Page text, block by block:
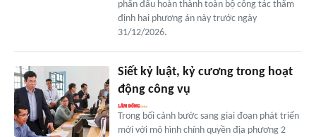
phấn đấu hoàn thành toàn bộ công tác thẩm
định hai phương án này trước ngày
31/12/2026.
Siết kỷ luật, kỷ cương trong hoạt
động công vụ
Trong bối cảnh bước sang giai đoạn phát triển
mới với mô hình chính quyền địa phương 2